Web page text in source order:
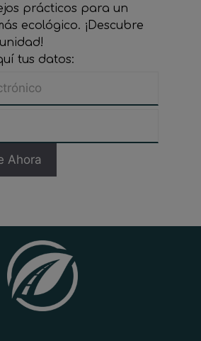
prácticos para un
ecológico. ¡Descubre
tus datos: